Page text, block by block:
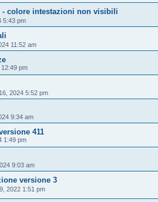
- colore intestazioni non visibili
5:43 pm
11:52 am
12:49 pm
2024 5:52 pm
9:34 am
411
1:49 pm
9:03 am
versione 3
2022 1:51 pm